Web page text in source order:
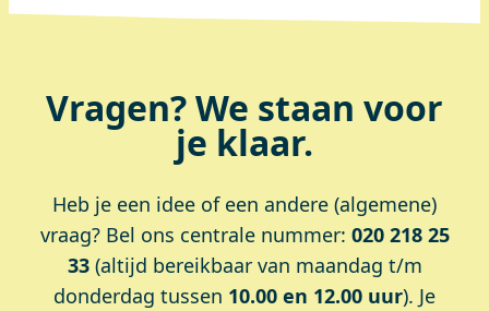
Vragen? We staan voor
je klaar.
Heb je een idee of een andere (algemene)
vraag? Bel ons centrale nummer: 020 218 25
33 (altijd bereikbaar van maandag t/m
donderdag tussen 10.00 en 12.00 uur). Je